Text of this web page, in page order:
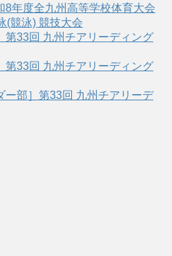
8年度全九州高等学校体育大会
(競泳) 競技大会
第33回 九州チアリーディング
第33回 九州チアリーディング
ー部］第33回 九州チアリーデ